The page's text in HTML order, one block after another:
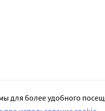
для более удобного